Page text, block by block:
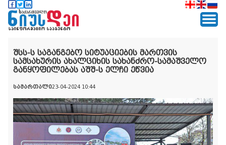
შსს-ს საგანგებო სიტუაციების მართვის
სამსახურის ახალციხის სახანძრო-სამაშველო
განყოფილებას აშშ-ს ელჩი ეწვია
სამართალი23-04-2024 10:44